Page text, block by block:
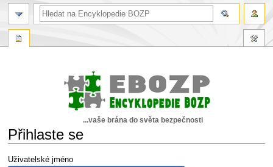
...vaše brána do světa bezpečnosti
Přihlaste se
Skočit
Skočit
Uživatelské jméno